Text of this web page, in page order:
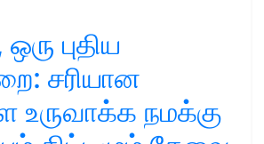
புதிய
சரியான
உருவாக்க நமக்கு